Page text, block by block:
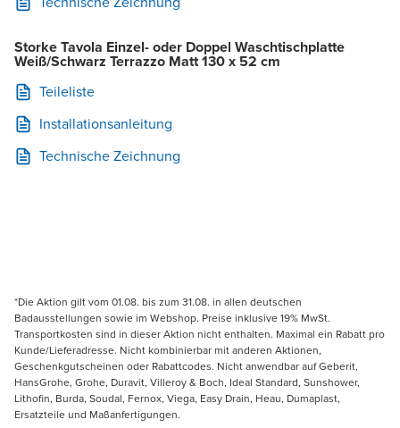
Storke Tavola Einzel- oder Doppel Waschtischplatte
Weiß/Schwarz Terrazzo Matt 130 x 52 cm
Teileliste
Installationsanleitung
Technische Zeichnung
*Die Aktion gilt vom 01.08. bis zum 31.08. in allen deutschen
Badausstellungen sowie im Webshop. Preise inklusive 19% MwSt.
Transportkosten sind in dieser Aktion nicht enthalten. Maximal ein Rabatt pro
Kunde/Lieferadresse. Nicht kombinierbar mit anderen Aktionen,
Geschenkgutscheinen oder Rabattcodes. Nicht anwendbar auf Geberit,
HansGrohe, Grohe, Duravit, Villeroy & Boch, Ideal Standard, Sunshower,
Lithofin, Burda, Soudal, Fernox, Viega, Easy Drain, Heau, Dumaplast,
Ersatzteile und Maßanfertigungen.